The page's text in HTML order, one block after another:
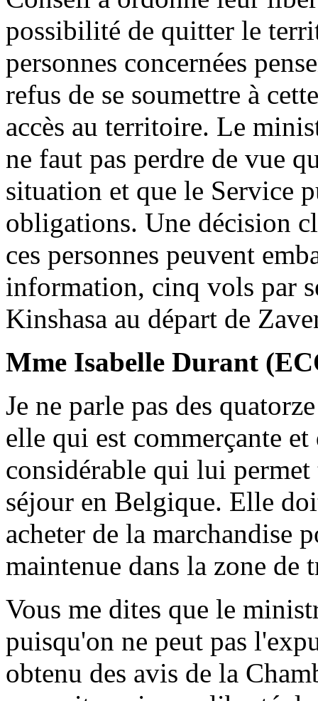
possibilité de quitter le
personnes concernées
refus de se soumettre à
accès au territoire. Le
ne faut pas perdre de vue
situation et que le Service
obligations. Une décision
ces personnes peuvent
information, cinq vols par
Kinshasa au départ de
Mme Isabelle Durant
Je ne parle pas des
elle qui est commerçante
considérable qui lui
séjour en Belgique. Elle
acheter de la marchandise
maintenue dans la zone de
Vous me dites que le
puisqu'on ne peut pas
obtenu des avis de la